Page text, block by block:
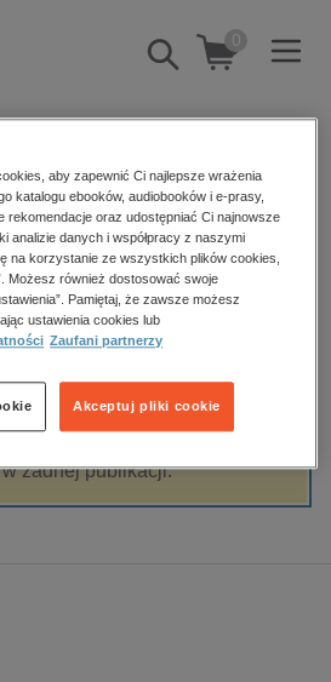
Pokaż/schowaj
wyszukiwarkę
0
wnętrz
gospodarka
technologie, informatyka
informacyjne
Cuenca
Filtrowanie
żadnej publikacji.
aby zapewnić Ci najlepsze wrażenia
katalogu ebooków, audiobooków i e-prasy,
rekomendacje oraz udostępniać Ci najnowsze
analizie danych i współpracy z naszymi
na korzystanie ze wszystkich plików cookies,
Możesz również dostosować swoje
Pamiętaj, że zawsze możesz
ustawienia cookies lub
Zaufani partnerzy
Akceptuj pliki cookie